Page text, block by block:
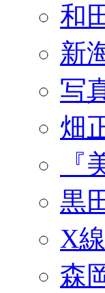
和
新
写
畑
黒
X
森